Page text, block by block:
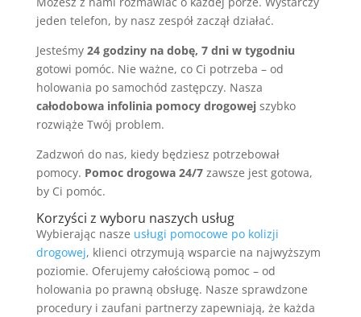
jeden telefon, by nasz zespół zaczął działać.
Jesteśmy 24 godziny na dobę, 7 dni w tygodniu
gotowi pomóc. Nie ważne, co Ci potrzeba – od
holowania po samochód zastępczy. Nasza
całodobowa infolinia pomocy drogowejszybko
rozwiąże Twój problem.
Zadzwoń do nas, kiedy będziesz potrzebował
pomocy. Pomoc drogowa 24/7zawsze jest gotowa,
by Ci pomóc.
Korzyści z wyboru naszych usług
Wybierając nasze usługi pomocowe po kolizji
drogowej, klienci otrzymują wsparcie na najwyższym
poziomie. Oferujemy całościową pomoc – od
holowania po prawną obsługę. Nasze sprawdzone
procedury i zaufani partnerzy zapewniają, że każda